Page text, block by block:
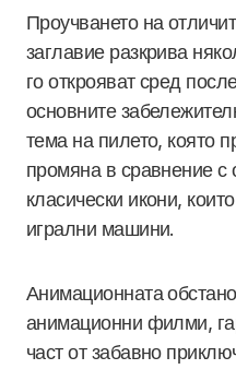
Проучването на
заглавие разкрива
го открояват сред
основните
тема на пилето, която
промяна в сравнение с
класически икони,
игрални машини.
Анимационната
анимационни филми,
част от забавно